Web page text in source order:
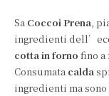
Sa Coccoi Prena,
ingredienti
cotta in forno fino a
Consumata calda
ingredienti ma